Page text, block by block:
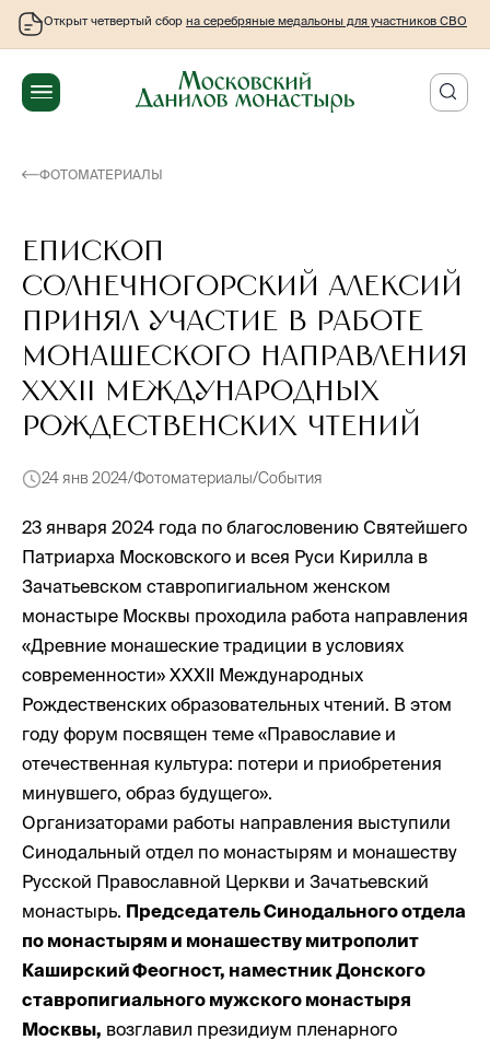
Открыт четвертый сбор на серебряные медальоны для участников СВО
ФОТОМАТЕРИАЛЫ
Епископ
Солнечногорский Алексий
принял участие в работе
монашеского направления
XXXII Международных
Рождественских чтений
24 янв 2024 Фотоматериалы События
23 января 2024 года по благословению Святейшего
Патриарха Московского и всея Руси Кирилла в
Зачатьевском ставропигиальном женском
монастыре Москвы проходила работа направления
«Древние монашеские традиции в условиях
современности» XXXII Международных
Рождественских образовательных чтений. В этом
году форум посвящен теме «Православие и
отечественная культура: потери и приобретения
минувшего, образ будущего».
Организаторами работы направления выступили
Синодальный отдел по монастырям и монашеству
Русской Православной Церкви и Зачатьевский
монастырь. Председатель Синодального отдела
по монастырям и монашеству митрополит
Каширский Феогност, наместник Донского
ставропигиального мужского монастыря
Москвы, возглавил президиум пленарного